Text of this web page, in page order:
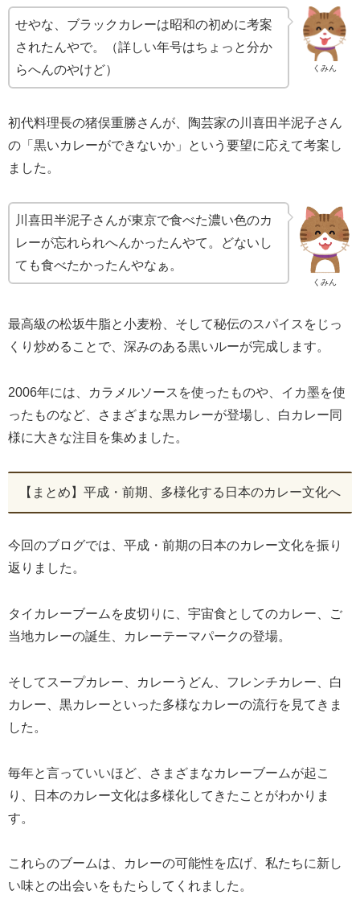
くみん
せやな、ブラックカレーは昭和の初めに考案
されたんやで。（詳しい年号はちょっと分か
らへんのやけど）
初代料理長の猪俣重勝さんが、陶芸家の川喜田半泥子さん
の「黒いカレーができないか」という要望に応えて考案し
ました。
くみん
川喜田半泥子さんが東京で食べた濃い色のカ
レーが忘れられへんかったんやて。どないし
ても食べたかったんやなぁ。
最高級の松坂牛脂と小麦粉、そして秘伝のスパイスをじっ
くり炒めることで、深みのある黒いルーが完成します。
2006年には、カラメルソースを使ったものや、イカ墨を使
ったものなど、さまざまな黒カレーが登場し、白カレー同
様に大きな注目を集めました。
【まとめ】平成・前期、多様化する日本のカレー文化へ
今回のブログでは、平成・前期の日本のカレー文化を振り
返りました。
タイカレーブームを皮切りに、宇宙食としてのカレー、ご
当地カレーの誕生、カレーテーマパークの登場。
そしてスープカレー、カレーうどん、フレンチカレー、白
カレー、黒カレーといった多様なカレーの流行を見てきま
した。
毎年と言っていいほど、さまざまなカレーブームが起こ
り、日本のカレー文化は多様化してきたことがわかりま
す。
これらのブームは、カレーの可能性を広げ、私たちに新し
い味との出会いをもたらしてくれました。